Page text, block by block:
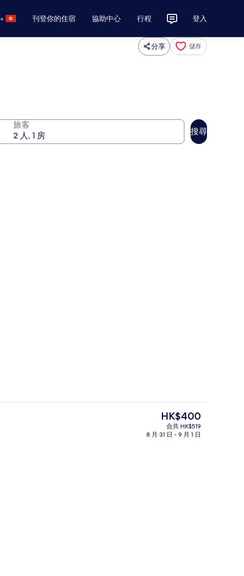
• 刊登你的住宿 協助中心 行程 登入
分享 儲存
旅客
搜尋
現
價
HK$400
HK$400
合共 HK$519
8 月 31 日 - 9 月 1 日